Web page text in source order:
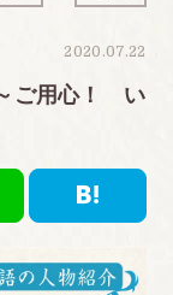
2020.07.22
ご用心！ い